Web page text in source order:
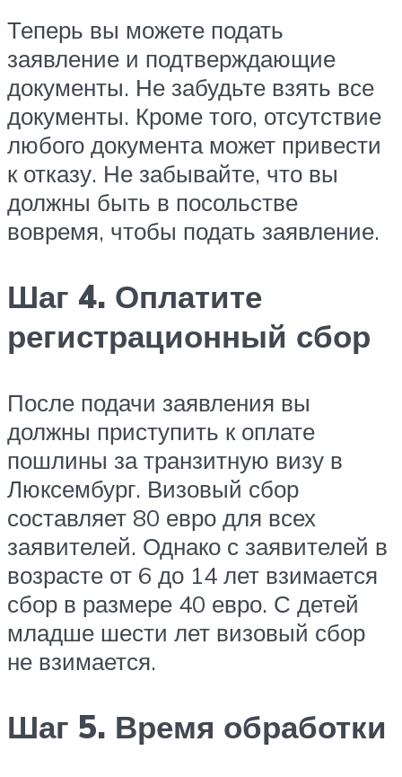
Теперь вы можете подать
заявление и подтверждающие
документы. Не забудьте взять все
документы. Кроме того, отсутствие
любого документа может привести
к отказу. Не забывайте, что вы
должны быть в посольстве
вовремя, чтобы подать заявление.
Шаг 4. Оплатите
регистрационный сбор
После подачи заявления вы
должны приступить к оплате
пошлины за транзитную визу в
Люксембург. Визовый сбор
составляет 80 евро для всех
заявителей. Однако с заявителей в
возрасте от 6 до 14 лет взимается
сбор в размере 40 евро. С детей
младше шести лет визовый сбор
не взимается.
Шаг 5. Время обработки